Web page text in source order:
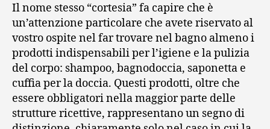
Il nome stesso “cortesia” fa capire che è
un’attenzione particolare che avete riservato al
vostro ospite nel far trovare nel bagno almeno i
prodotti indispensabili per l’igiene e la pulizia
del corpo: shampoo, bagnodoccia, saponetta e
cuffia per la doccia. Questi prodotti, oltre che
essere obbligatori nella maggior parte delle
strutture ricettive, rappresentano un segno di